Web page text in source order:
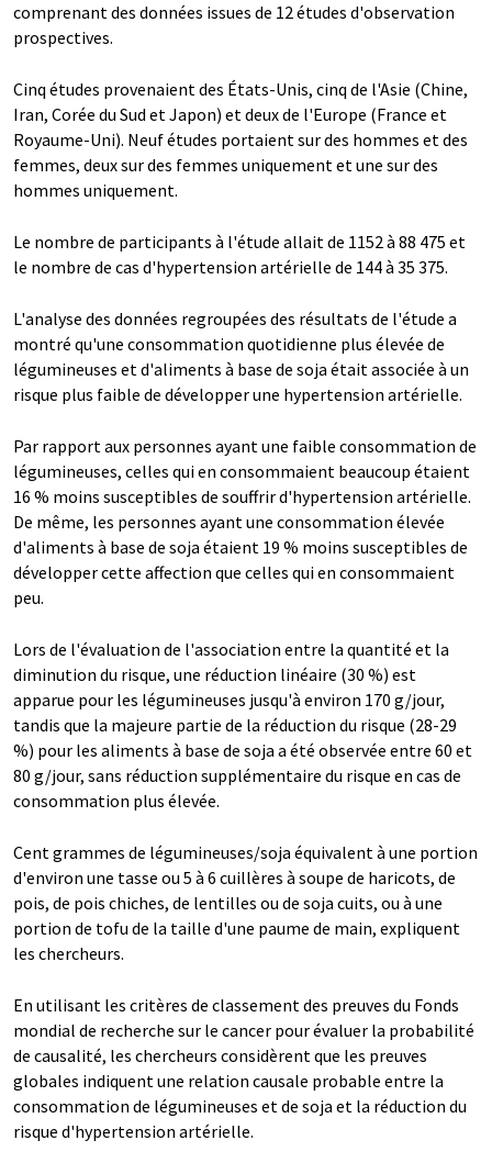
comprenant des données issues de 12 études d'observation
prospectives.
Cinq études provenaient des États-Unis, cinq de l'Asie (Chine,
Iran, Corée du Sud et Japon) et deux de l'Europe (France et
Royaume-Uni). Neuf études portaient sur des hommes et des
femmes, deux sur des femmes uniquement et une sur des
hommes uniquement.
Le nombre de participants à l'étude allait de 1152 à 88 475 et
le nombre de cas d'hypertension artérielle de 144 à 35 375.
L'analyse des données regroupées des résultats de l'étude a
montré qu'une consommation quotidienne plus élevée de
légumineuses et d'aliments à base de soja était associée à un
risque plus faible de développer une hypertension artérielle.
Par rapport aux personnes ayant une faible consommation de
légumineuses, celles qui en consommaient beaucoup étaient
16 % moins susceptibles de souffrir d'hypertension artérielle.
De même, les personnes ayant une consommation élevée
d'aliments à base de soja étaient 19 % moins susceptibles de
développer cette affection que celles qui en consommaient
peu.
Lors de l'évaluation de l'association entre la quantité et la
diminution du risque, une réduction linéaire (30 %) est
apparue pour les légumineuses jusqu'à environ 170 g/jour,
tandis que la majeure partie de la réduction du risque (28-29
%) pour les aliments à base de soja a été observée entre 60 et
80 g/jour, sans réduction supplémentaire du risque en cas de
consommation plus élevée.
Cent grammes de légumineuses/soja équivalent à une portion
d'environ une tasse ou 5 à 6 cuillères à soupe de haricots, de
pois, de pois chiches, de lentilles ou de soja cuits, ou à une
portion de tofu de la taille d'une paume de main, expliquent
les chercheurs.
En utilisant les critères de classement des preuves du Fonds
mondial de recherche sur le cancer pour évaluer la probabilité
de causalité, les chercheurs considèrent que les preuves
globales indiquent une relation causale probable entre la
consommation de légumineuses et de soja et la réduction du
risque d'hypertension artérielle.